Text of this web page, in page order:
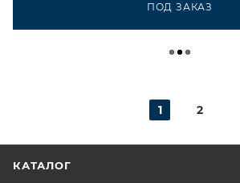
ПОД ЗАКАЗ
1 2
КАТАЛОГ